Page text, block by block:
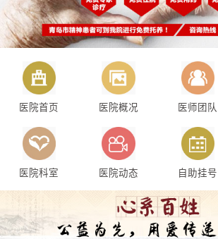
医院首页 医院概况 医师团队
医院科室 医院动态 自助挂号